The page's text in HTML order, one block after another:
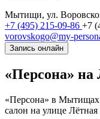
Мытищи, ул.
+7 (495) 215-09-86 +7
vorovskogo@my-
Запись онлайн
«Персона» на
«Персона» в Мытищах
салон на улице